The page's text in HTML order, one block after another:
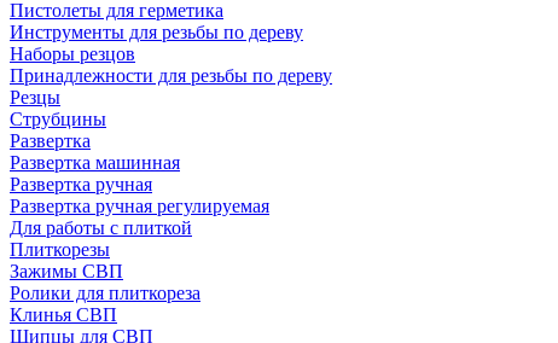
Пистолеты для герметика
Инструменты для резьбы по дереву
Наборы резцов
Принадлежности для резьбы по дереву
Резцы
Струбцины
Развертка
Развертка машинная
Развертка ручная
Развертка ручная регулируемая
Для работы с плиткой
Плиткорезы
Зажимы СВП
Ролики для плиткореза
Клинья СВП
Щипцы для СВП